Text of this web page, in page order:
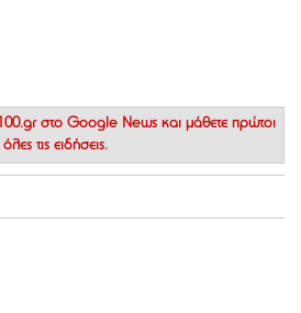
στο Google News και μάθετε πρώτοι
όλες τις ειδήσεις.